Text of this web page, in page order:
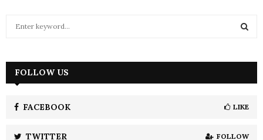
h
FOLLOW US
FACEBOOK LIKE
TWITTER FOLLOW